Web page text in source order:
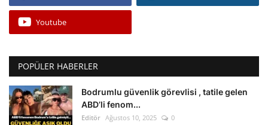
Youtube
POPÜLER HABERLER
Bodrumlu güvenlik görevlisi , tatile gelen
ABD’li fenom...
Editör Ağustos 10, 2025 0